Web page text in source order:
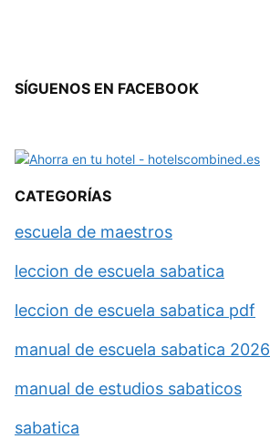
SÍGUENOS EN FACEBOOK
CATEGORÍAS
escuela de maestros
leccion de escuela sabatica
leccion de escuela sabatica pdf
manual de escuela sabatica 2026
manual de estudios sabaticos
sabatica